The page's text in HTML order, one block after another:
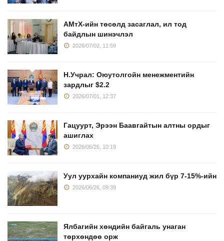
АМтХ-ийн төсөлд засаглал, ил тод
байдлын шинэчлэл
2026/07/02, 11:59
Н.Учрал: Оюутолгойн менежментийн
зардлыг $2.2
2026/07/01, 12:37
Гацуурт, Эрээн Баавгайтын алтны ордыг
ашиглах
2026/06/26, 10:19
Уул уурхайн компаниуд жил бүр 7-15%-ийн
2026/06/26, 09:39
Ялбагийн хөндийн байгаль унаган
төрхөндөө орж